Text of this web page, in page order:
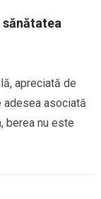
apreciată de
adesea asociată
berea nu este